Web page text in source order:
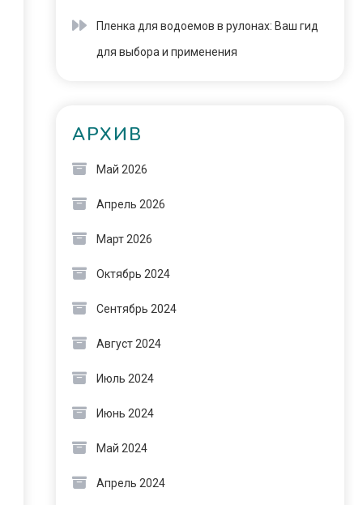
Пленка для водоемов в рулонах: Ваш гид
для выбора и применения
АРХИВ
Май 2026
Апрель 2026
Март 2026
Октябрь 2024
Сентябрь 2024
Август 2024
Июль 2024
Июнь 2024
Май 2024
Апрель 2024